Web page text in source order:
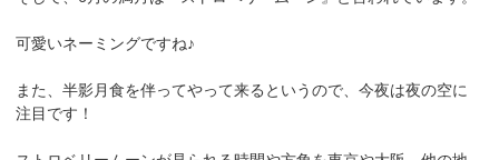
可愛いネーミングですね♪
また、半影月食を伴ってやって来るというので、今夜は夜の空に
注目です！